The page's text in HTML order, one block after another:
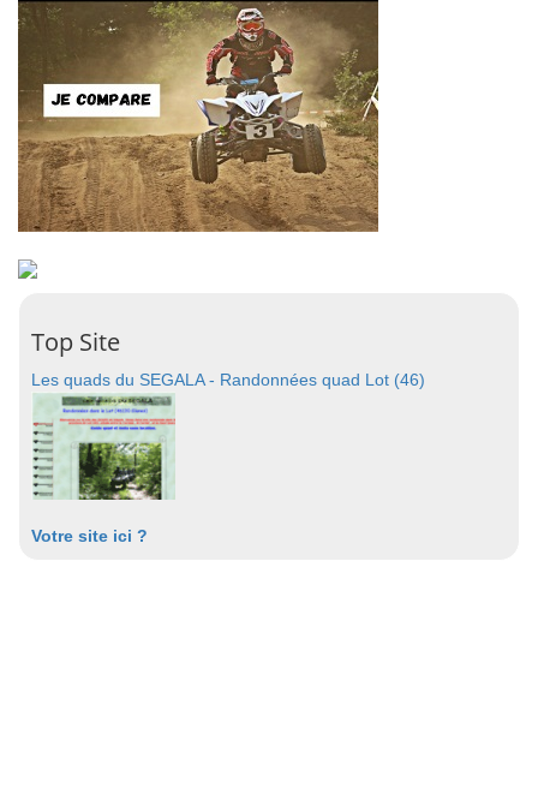
Top Site
Les quads du SEGALA - Randonnées quad Lot (46)
Votre site ici ?